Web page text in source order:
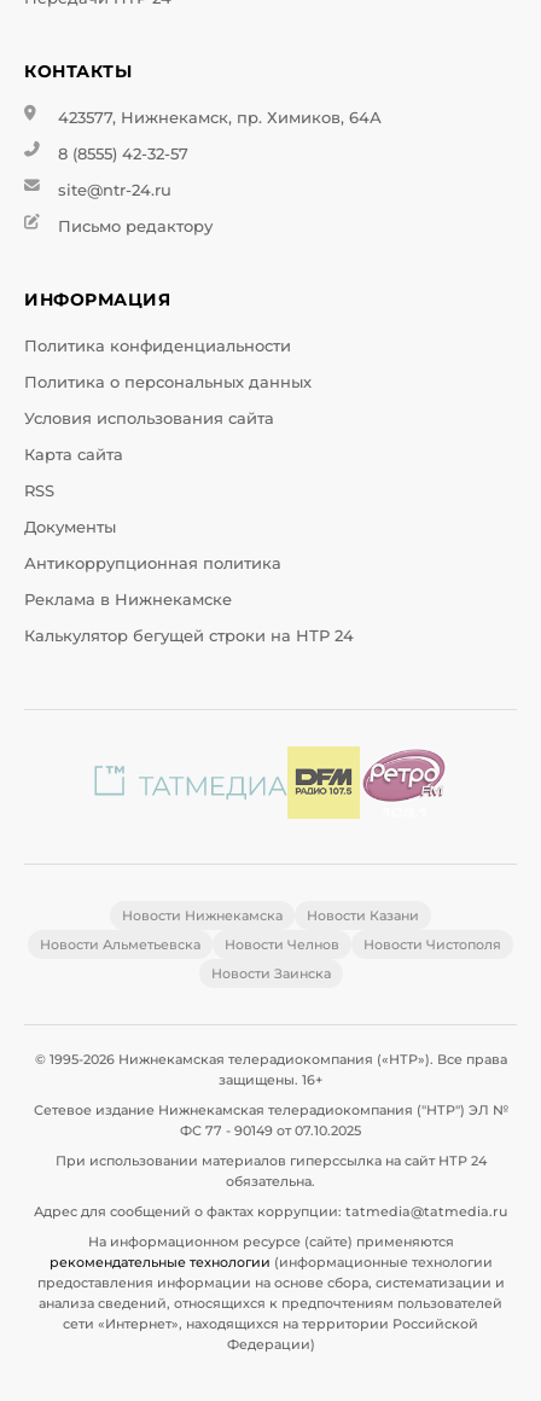
КОНТАКТЫ
423577, Нижнекамск, пр. Химиков, 64А
8 (8555) 42-32-57
site@ntr-24.ru
Письмо редактору
ИНФОРМАЦИЯ
Политика конфиденциальности
Политика о персональных данных
Условия использования сайта
Карта сайта
RSS
Документы
Антикоррупционная политика
Реклама в Нижнекамске
Калькулятор бегущей строки на НТР 24
Новости Нижнекамска
Новости Казани
Новости Альметьевска
Новости Челнов
Новости Чистополя
Новости Заинска
© 1995-2026 Нижнекамская телерадиокомпания («НТР»). Все права
защищены. 16+
Сетевое издание Нижнекамская телерадиокомпания ("НТР") ЭЛ №
ФС 77 - 90149 от 07.10.2025
При использовании материалов гиперссылка на сайт НТР 24
обязательна.
Адрес для сообщений о фактах коррупции: tatmedia@tatmedia.ru
На информационном ресурсе (сайте) применяются
рекомендательные технологии (информационные технологии
предоставления информации на основе сбора, систематизации и
анализа сведений, относящихся к предпочтениям пользователей
сети «Интернет», находящихся на территории Российской
Федерации)